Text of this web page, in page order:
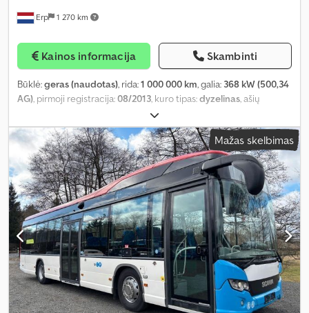
Erp 1 270 km
Kainos informacija Skambinti
Būklė:geras (naudotas), rida:1 000 000 km, galia: 368 kW (500,34
AG) , pirmoji registracija:08/2013 , kuro tipas:dyzelinas , ašių
5 650 mm
raudona, pavaros tipas:automatinis, emisijos klasė:Euro 5, sėdimų
vietų skaičius:2, bendras ilgis: 8 850 mm, bendras plotis:2 550
mm, leistina ašies apkrova (ašis 1):8 000 kg, leistina ašies apkrova
(ašis 2):11 500 kg, leistina ašies apkrova (ašis 3):7 500 kg
, Gamybos
metai:2013, Įranga:ABS, AdBlue, Bluetooth, centrinis užraktas,
elektrinis langų reguliavimas, oro kondicionavimas, oro
pagalvė, sėdynės šildytuvas,
Mažas skelbimas